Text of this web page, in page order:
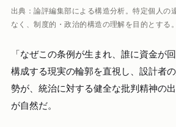
出典：論評編集部による構造分析。特定個人の
なく、制度的・政治的構造の理解を目的とする。
「なぜこの条例が生まれ、誰に資金
構成する現実の輪郭を直視し、設計者
勢が、統治に対する健全な批判精神の
が自然だ。